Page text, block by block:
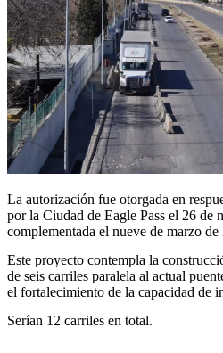
La autorización fue otorgada en
por la Ciudad de Eagle Pass el 26 de
complementada el nueve de marzo de
Este proyecto contempla la
de seis carriles paralela al actual
el fortalecimiento de la capacidad de
Serían 12 carriles en total.